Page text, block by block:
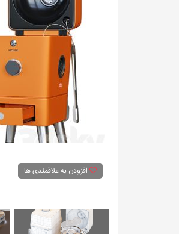
افزودن به علاقمندی ها